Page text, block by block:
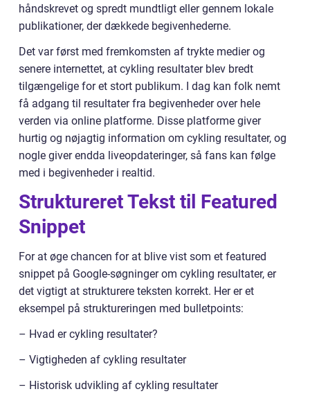
håndskrevet og spredt mundtligt eller gennem lokale
publikationer, der dækkede begivenhederne.
Det var først med fremkomsten af trykte medier og
senere internettet, at cykling resultater blev bredt
tilgængelige for et stort publikum. I dag kan folk nemt
få adgang til resultater fra begivenheder over hele
verden via online platforme. Disse platforme giver
hurtig og nøjagtig information om cykling resultater, og
nogle giver endda liveopdateringer, så fans kan følge
med i begivenheder i realtid.
Struktureret Tekst til Featured
Snippet
For at øge chancen for at blive vist som et featured
snippet på Google-søgninger om cykling resultater, er
det vigtigt at strukturere teksten korrekt. Her er et
eksempel på struktureringen med bulletpoints:
– Hvad er cykling resultater?
– Vigtigheden af cykling resultater
– Historisk udvikling af cykling resultater